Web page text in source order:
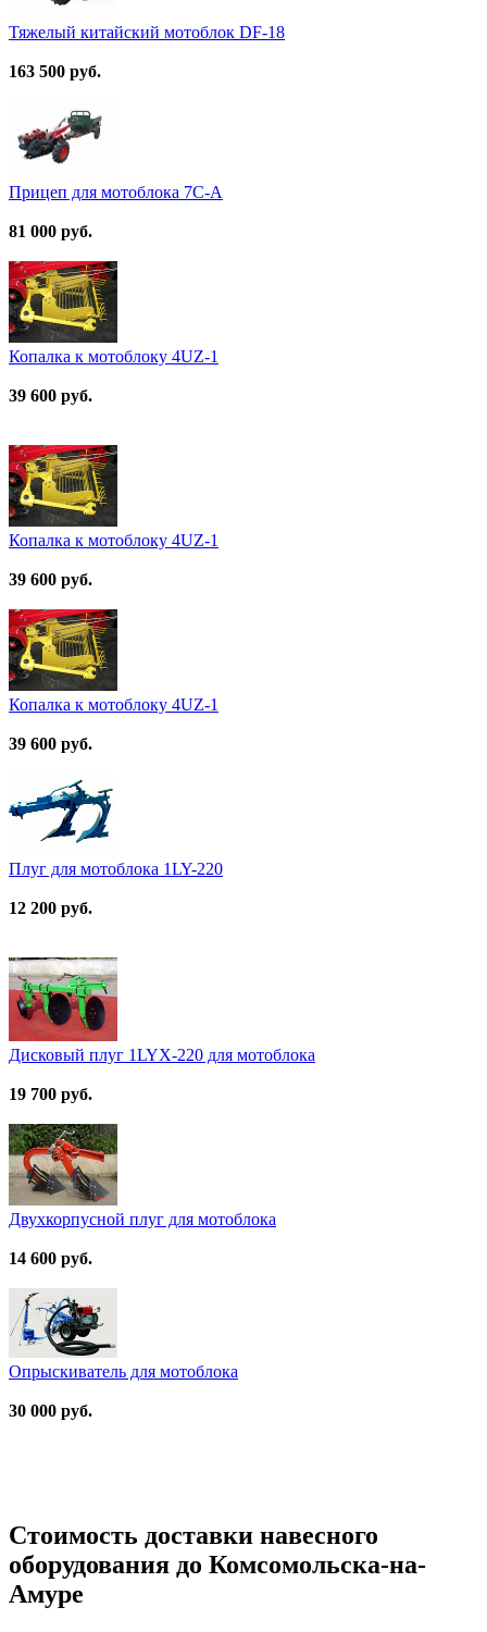
Тяжелый китайский мотоблок DF-18
163 500 руб.
Прицеп для мотоблока 7C-А
81 000 руб.
Копалка к мотоблоку 4UZ-1
39 600 руб.
Копалка к мотоблоку 4UZ-1
39 600 руб.
Копалка к мотоблоку 4UZ-1
39 600 руб.
Плуг для мотоблока 1LY-220
12 200 руб.
Дисковый плуг 1LYX-220 для мотоблока
19 700 руб.
Двухкорпусной плуг для мотоблока
14 600 руб.
Опрыскиватель для мотоблока
30 000 руб.
Стоимость доставки навесного
оборудования до Комсомольска-на-
Амуре